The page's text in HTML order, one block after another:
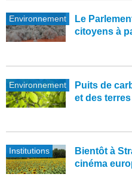
Environnement
Le
citoyens à
Environnement
Puits de
et des
Institutions
Bientôt à
cinéma